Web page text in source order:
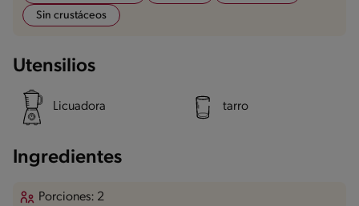
Sin crustáceos
Utensilios
Licuadora tarro
Ingredientes
Porciones: 2